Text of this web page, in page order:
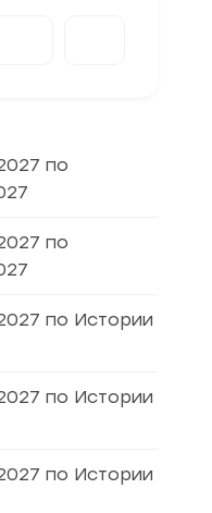
по
по
по Истории
по Истории
по Истории